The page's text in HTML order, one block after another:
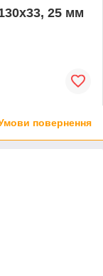
25 мм
повернення